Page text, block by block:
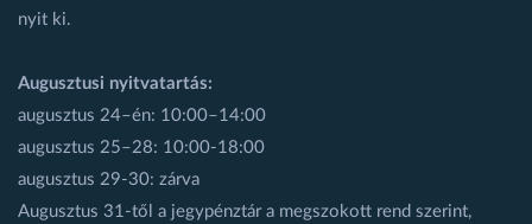
nyit ki.
Augusztusi nyitvatartás:
augusztus 24–én: 10:00–14:00
augusztus 25–28: 10:00-18:00
augusztus 29-30: zárva
Augusztus 31-től a jegypénztár a megszokott rend szerint,